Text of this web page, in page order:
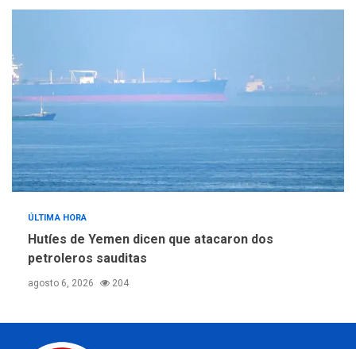
ÚLTIMA HORA
Hutíes de Yemen dicen que atacaron dos
petroleros sauditas
agosto 6, 2026 204